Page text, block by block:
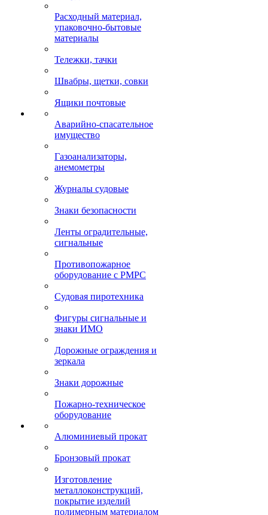
Расходный материал,
упаковочно-бытовые
материалы
Тележки, тачки
Швабры, щетки, совки
Ящики почтовые
Аварийно-спасательное
имущество
Газоанализаторы,
анемометры
Журналы судовые
Знаки безопасности
Ленты оградительные,
сигнальные
Противопожарное
оборудование с РМРС
Судовая пиротехника
Фигуры сигнальные и
знаки ИМО
Дорожные ограждения и
зеркала
Знаки дорожные
Пожарно-техническое
оборудование
Алюминиевый прокат
Бронзовый прокат
Изготовление
металлоконструкций,
покрытие изделий
полимерным материалом